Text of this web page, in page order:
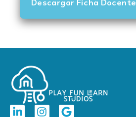
Descargar Ficha Docente